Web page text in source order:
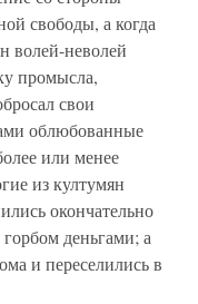
свободы, а когда
волей-неволей
промысла,
свои
облюбованные
или менее
из култумян
окончательно
деньгами; а
и переселились в